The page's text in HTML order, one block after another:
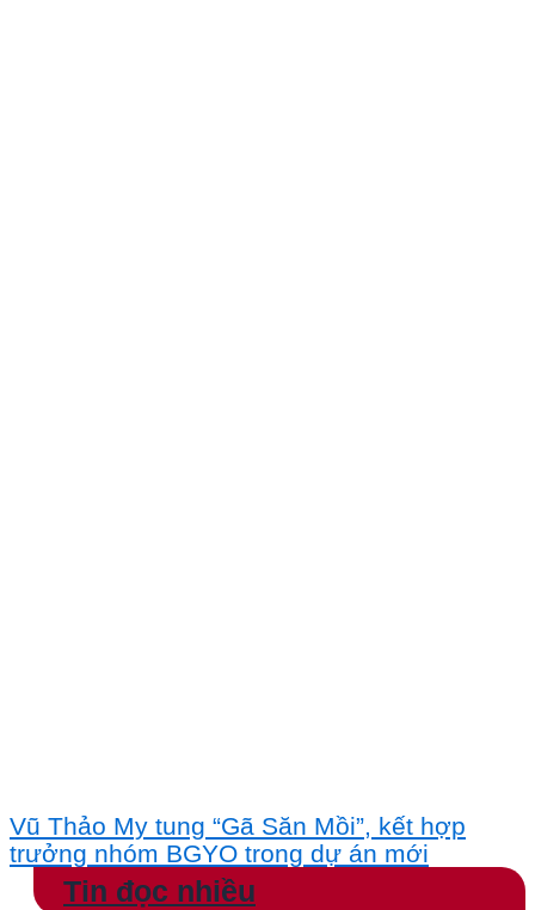
Vũ Thảo My tung “Gã Săn Mồi”, kết hợp
trưởng nhóm BGYO trong dự án mới
Tin đọc nhiều